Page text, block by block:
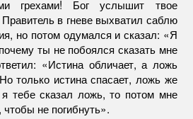
грехами! Бог услышит твое
в гневе выхватил саблю
но потом одумался и сказал: «Я
ты не побоялся сказать мне
«Истина обличает, а ложь
только истина спасает, ложь же
тебе сказал ложь, то потом мне
не погибнуть».